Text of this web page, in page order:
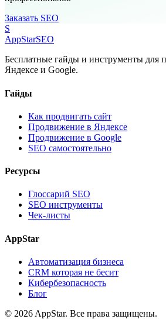
Заказать SEO
S
AppStarSEO
Бесплатные гайды и инструменты для
Яндексе и Google.
Гайды
Как продвигать сайт
Продвижение в Яндексе
Продвижение в Google
SEO самостоятельно
Ресурсы
Глоссарий SEO
SEO инструменты
Чек-листы
AppStar
Автоматизация бизнеса
CRM которая не бесит
Кибербезопасность
Блог
© 2026 AppStar. Все права защищены.